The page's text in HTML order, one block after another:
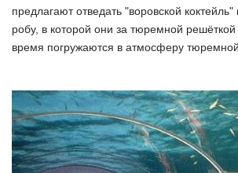
предлагают отведать "воровской
робу, в которой они за тюремной
время погружаются в атмосферу